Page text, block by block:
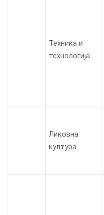
Техника и
технологија
Ликовна
култура